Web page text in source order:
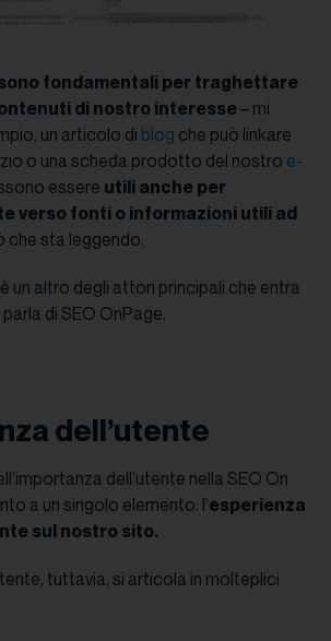
fondamentali per traghettare
di nostro interesse– mi
un articolo di blog che può linkare
o una scheda prodotto del nostro e-
essere utili anche per
verso fonti o informazioni utili ad
che sta leggendo.
un altro degli attori principali che entra
di SEO OnPage.
dell’utente
dell’utente nella SEO On
a un singolo elemento: l’esperienza
sul nostro sito.
tuttavia, si articola in molteplici